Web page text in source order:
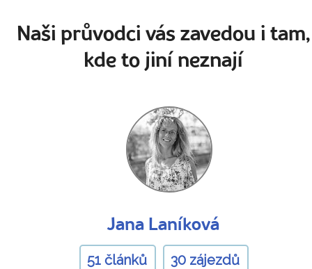
Naši průvodci vás zavedou i tam,
kde to jiní neznají
Jana Laníková
51 článků 30 zájezdů